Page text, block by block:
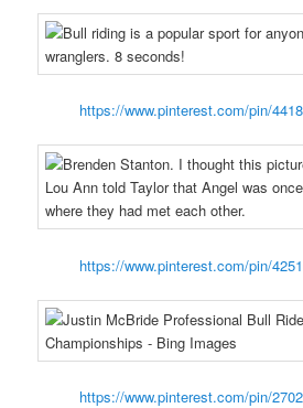
https://www.pinterest.com/pin/
https://www.pinterest.com/pin/
https://www.pinterest.com/pin/